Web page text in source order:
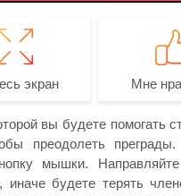
экран Мне
вы будете помогать
преодолеть
мышки.
будете терять